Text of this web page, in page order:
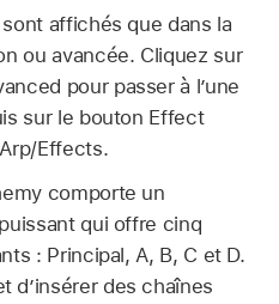
affichés que dans la
ou avancée. Cliquez sur
pour passer à l’une
sur le bouton Effect
Effects.
comporte un
qui offre cinq
: Principal, A, B, C et D.
d’insérer des chaînes